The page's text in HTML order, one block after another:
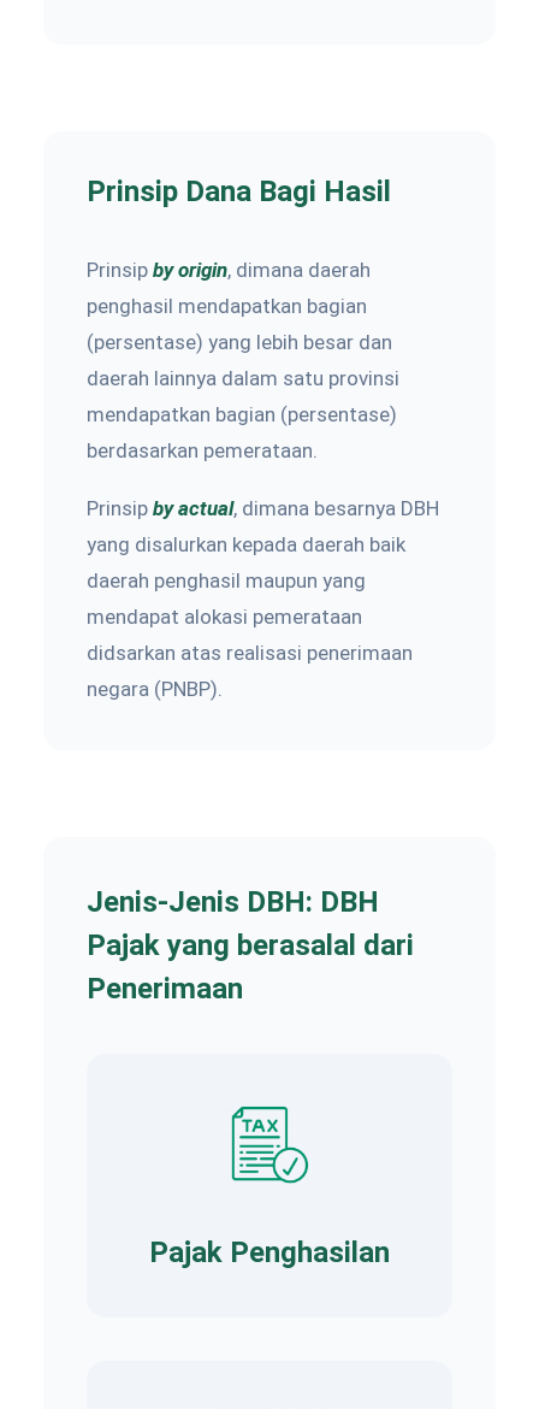
Prinsip Dana Bagi Hasil
Prinsip by origin, dimana daerah
penghasil mendapatkan bagian
(persentase) yang lebih besar dan
daerah lainnya dalam satu provinsi
mendapatkan bagian (persentase)
berdasarkan pemerataan.
Prinsip by actual, dimana besarnya DBH
yang disalurkan kepada daerah baik
daerah penghasil maupun yang
mendapat alokasi pemerataan
didsarkan atas realisasi penerimaan
negara (PNBP).
Jenis-Jenis DBH: DBH
Pajak yang berasalal dari
Penerimaan
Pajak Penghasilan